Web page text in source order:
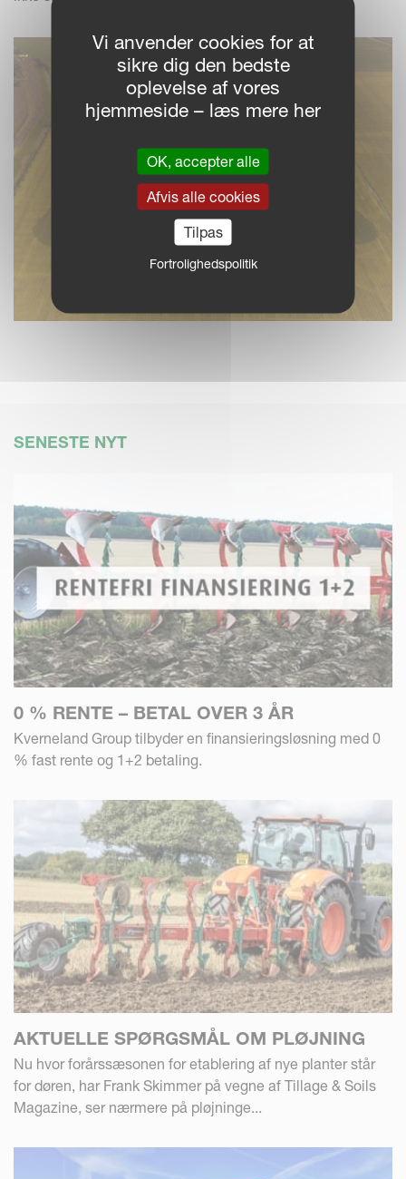
SENESTE NYT
0 % RENTE – BETAL OVER 3 ÅR
Kverneland Group tilbyder en finansieringsløsning med 0
% fast rente og 1+2 betaling.
AKTUELLE SPØRGSMÅL OM PLØJNING
Nu hvor forårssæsonen for etablering af nye planter står
for døren, har Frank Skimmer på vegne af Tillage & Soils
Magazine, ser nærmere på pløjninge...
Vi anvender cookies for at
sikre dig den bedste
oplevelse af vores
hjemmeside – læs mere her
OK, accepter alle
Afvis alle cookies
Tilpas
Fortrolighedspolitik